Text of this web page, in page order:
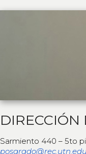
DIRECCIÓN
Sarmiento 440 – 5to